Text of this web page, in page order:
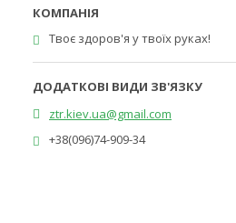
Твоє здоров'я у твоїх руках!
ztr.kiev.ua@gmail.com
+38(096)74-909-34